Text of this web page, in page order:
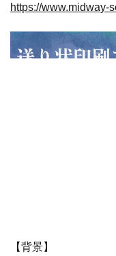
https://www.midway-
【背景】